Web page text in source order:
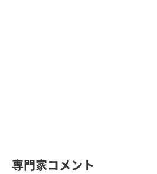
専門家コメント